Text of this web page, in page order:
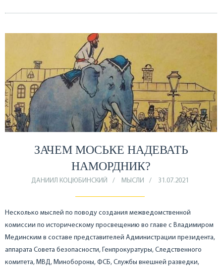
ЗАЧЕМ МОСЬКЕ НАДЕВАТЬ
НАМОРДНИК?
ДАНИИЛ КОЦЮБИНСКИЙ МЫСЛИ 31.07.2021
Несколько мыслей по поводу создания межведомственной
комиссии по историческому просвещению во главе с Владимиром
Мединским в составе представителей Администрации президента,
аппарата Совета безопасности, Генпрокуратуры, Следственного
комитета, МВД, Минобороны, ФСБ, Службы внешней разведки,